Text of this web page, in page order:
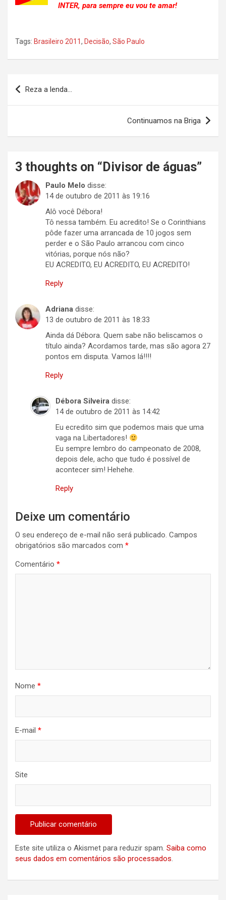
INTER, para sempre eu vou te amar!
Tags: Brasileiro 2011, Decisão, São Paulo
Navegação
de
Reza a lenda…
Continuamos na Briga
3 thoughts on “ Divisor de águas”
Paulo Melo disse:
14 de outubro de 2011 às 19:16
Alô você Débora!
Tô nessa também. Eu acredito! Se o Corinthians
pôde fazer uma arrancada de 10 jogos sem
perder e o São Paulo arrancou com cinco
vitórias, porque nós não?
EU ACREDITO, EU ACREDITO, EU ACREDITO!
Reply
Adriana disse:
13 de outubro de 2011 às 18:33
Ainda dá Débora. Quem sabe não beliscamos o
título ainda? Acordamos tarde, mas são agora 27
pontos em disputa. Vamos lá!!!!
Reply
Débora Silveira disse:
14 de outubro de 2011 às 14:42
Eu ecredito sim que podemos mais que uma
vaga na Libertadores!
Eu sempre lembro do campeonato de 2008,
depois dele, acho que tudo é possível de
acontecer sim! Hehehe.
Reply
Deixe um comentário
O seu endereço de e-mail não será publicado. Campos
obrigatórios são marcados com *
Comentário *
Nome *
E-mail *
Site
Este site utiliza o Akismet para reduzir spam. Saiba como
seus dados em comentários são processados.